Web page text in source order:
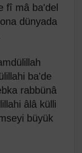
fî mâ ba'del
dünyada
ba'de
rabbünâ
âlâ külli
büyük